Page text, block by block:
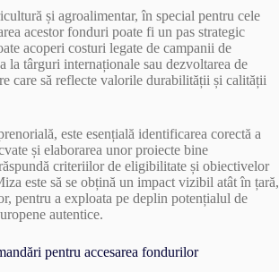
și agroalimentar, în special pentru cele
acestor fonduri poate fi un pas strategic
acoperi costuri legate de campanii de
la târguri internaționale sau dezvoltarea de
care să reflecte valorile durabilității și calității
este esențială identificarea corectă a
și elaborarea unor proiecte bine
criteriilor de eligibilitate și obiectivelor
este să se obțină un impact vizibil atât în țară,
pentru a exploata pe deplin potențialul de
autentice.
pentru accesarea fondurilor